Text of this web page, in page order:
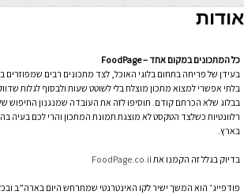
אודות
כל המתכונים במקום אחד – FoodPage
בעידן של פריחה בתחום בלוגי האוכל, לצד מתכונים רבים
בלתי אפשרי למצוא מתכון מוצלח בלי לשוטט שעות ולבסוף לגלות
בבלוג שלא הכרתם קודם. תוסיפו לזה את העובדה שמנגנון החיפוש
רלוונטיות כשלצד הטקסט לא מוצגת תמונת המתכון והרי לכם בעיה
בארץ.
בדיוק בגלל זה הקמנו אתFoodPage.co.il
פודפייג’ הוא המשך ישיר לקו האינטרנטי שמתרחש היום בארה”ב